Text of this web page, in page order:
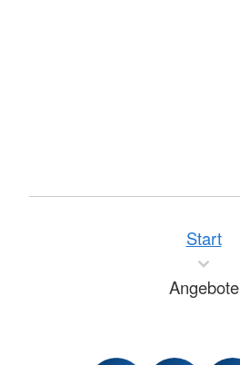
Start
Angebote